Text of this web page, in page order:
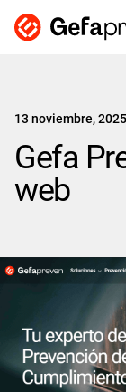
13 noviembre, 2025
Gefa
web